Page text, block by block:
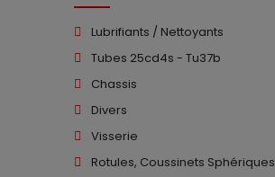
Lubrifiants / Nettoyants
Tubes 25cd4s - Tu37b
Chassis
Divers
Visserie
Rotules, Coussinets Sphériques